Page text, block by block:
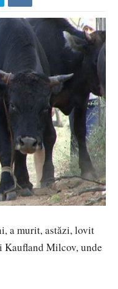
a murit, astăzi, lovit
Kaufland Milcov, unde